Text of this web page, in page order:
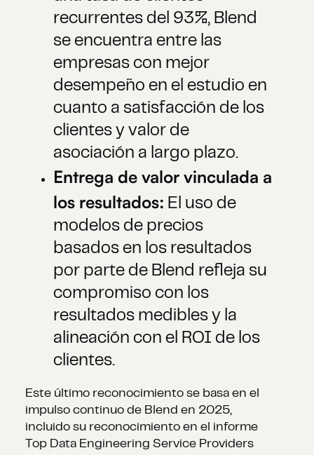
recurrentes del 93%, Blend
se encuentra entre las
empresas con mejor
desempeño en el estudio en
cuanto a satisfacción de los
clientes y valor de
asociación a largo plazo.
Entrega de valor vinculada a
los resultados: El uso de
modelos de precios
basados en los resultados
por parte de Blend refleja su
compromiso con los
resultados medibles y la
alineación con el ROI de los
clientes.
Este último reconocimiento se basa en el
impulso continuo de Blend en 2025,
incluido su reconocimiento en el informe
Top Data Engineering Service Providers